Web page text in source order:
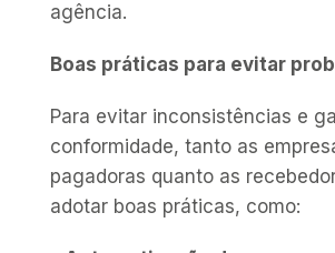
agência.
Boas práticas para evitar
Para evitar inconsistências e
conformidade, tanto as
pagadoras quanto as
adotar boas práticas, como: